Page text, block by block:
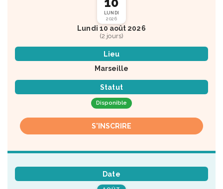
LUNDI
2026
Lundi 10 août 2026
(2 jours)
Lieu
Marseille
Statut
Disponible
S'INSCRIRE
Date